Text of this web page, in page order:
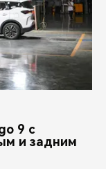
9 с
и задним